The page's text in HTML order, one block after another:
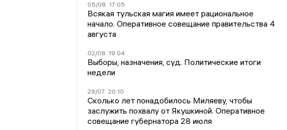
05/08 17:05
Всякая тульская магия имеет рациональное
начало. Оперативное совещание правительства 4
августа
02/08 19:04
Выборы, назначения, суд. Политические итоги
недели
29/07 20:10
Сколько лет понадобилось Миляеву, чтобы
заслужить похвалу от Якушкиной. Оперативное
совещание губернатора 28 июля